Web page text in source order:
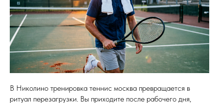
В Николино тренировка теннис москва превращается в
ритуал перезагрузки. Вы приходите после рабочего дня,